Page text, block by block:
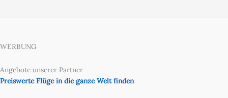
WERBUNG
Angebote unserer Partner
Preiswerte Flüge in die ganze Welt finden